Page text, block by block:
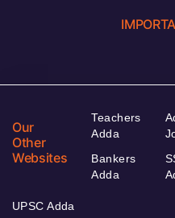
Our
Other
Websites
Teachers
Adda
Bankers
Adda
UPSC Adda